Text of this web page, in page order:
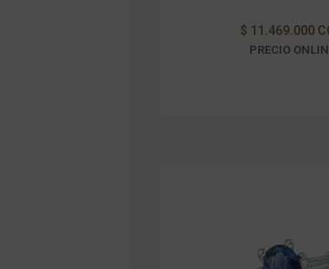
$ 11.469.000
PRECIO